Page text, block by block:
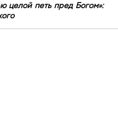
целой петь пред Богом»: